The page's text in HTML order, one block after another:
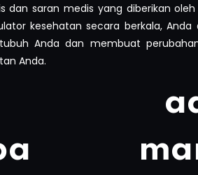
dan saran medis yang diberikan
kesehatan secara berkala,
Anda dan membuat
Anda.